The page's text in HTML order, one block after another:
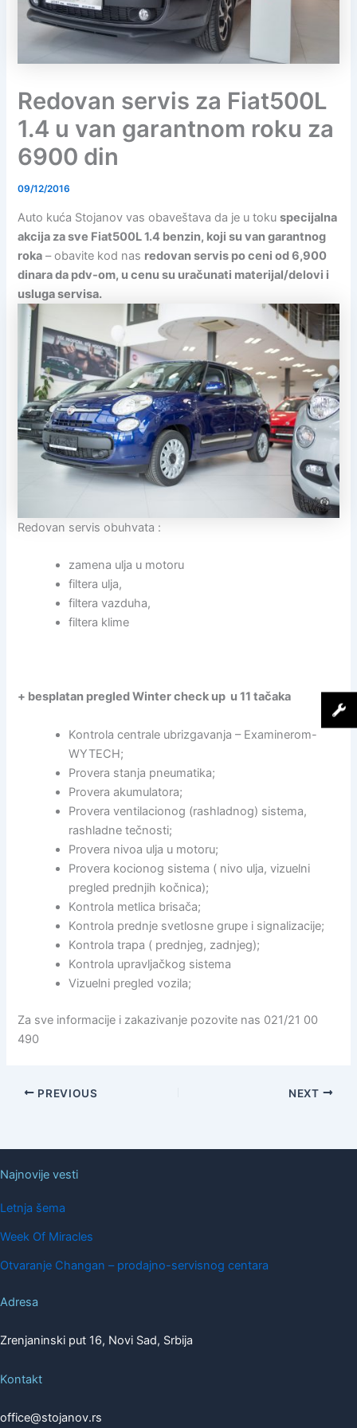
Redovan servis za Fiat500L
1.4 u van garantnom roku za
6900 din
09/12/2016
Auto kuća Stojanov vas obaveštava da je u tokuspecijalna
akcija za sve Fiat500L 1.4 benzin, koji su van garantnog
roka – obavite kod nas redovan servis po ceni od 6,900
dinara da pdv-om, u cenu su uračunati materijal/delovi i
usluga servisa.
Redovan servis obuhvata :
zamena ulja u motoru
filtera ulja,
filtera vazduha,
filtera klime
+ besplatan pregled Winter check up u 11 tačaka
Kontrola centrale ubrizgavanja – Examinerom-
WYTECH;
Provera stanja pneumatika;
Provera akumulatora;
Provera ventilacionog (rashladnog) sistema,
rashladne tečnosti;
Provera nivoa ulja u motoru;
Provera kocionog sistema ( nivo ulja, vizuelni
pregled prednjih kočnica);
Kontrola metlica brisača;
Kontrola prednje svetlosne grupe i signalizacije;
Kontrola trapa ( prednjeg, zadnjeg);
Kontrola upravljačkog sistema
Vizuelni pregled vozila;
Za sve informacije i zakazivanje pozovite nas 021/21 00
490
PREVIOUS NEXT
Najnovije vesti
Letnja šema
Week Of Miracles
Otvaranje Changan – prodajno-servisnog centara
Adresa
Zrenjaninski put 16, Novi Sad, Srbija
Kontakt
office@stojanov.rs